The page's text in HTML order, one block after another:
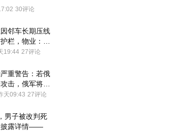
30评论
邻车长期压线
栏，物业：不
也会影响自身
19:44 27评论
重警告：若俄
击，俄军将动
天09:43 27评论
男子被改判死
披露详情——